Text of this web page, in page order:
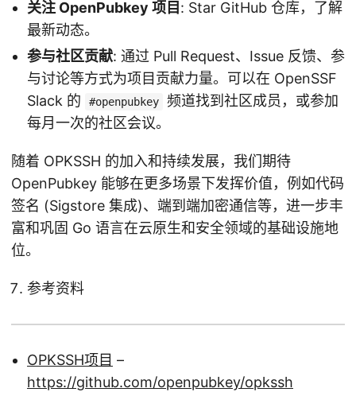
关注 OpenPubkey 项目 : Star GitHub 仓库，了解
最新动态。
参与社区贡献: 通过 Pull Request、Issue 反馈、参
与讨论等方式为项目贡献力量。可以在 OpenSSF
Slack 的
#openpubkey
频道找到社区成员，或参加
每月一次的社区会议。
随着 OPKSSH 的加入和持续发展，我们期待
OpenPubkey 能够在更多场景下发挥价值，例如代码
签名 (Sigstore 集成)、端到端加密通信等，进一步丰
富和巩固 Go 语言在云原生和安全领域的基础设施地
位。
参考资料
OPKSSH项目 –
https://github.com/openpubkey/opkssh